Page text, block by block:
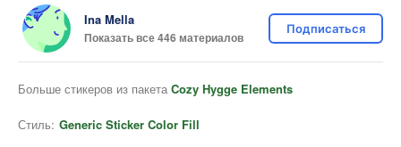
Ina Mella
Показать все 446 материалов
Подписаться
Больше стикеров из пакета Cozy Hygge Elements
Стиль: Generic Sticker Color Fill